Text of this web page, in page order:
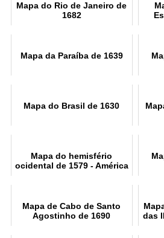
Mapa do Rio de Janeiro de
1682
Mapa da Paraíba de 1639
Mapa do Brasil de 1630
Mapa do hemisfério
ocidental de 1579 - América
Mapa de Cabo de Santo
Agostinho de 1690
das